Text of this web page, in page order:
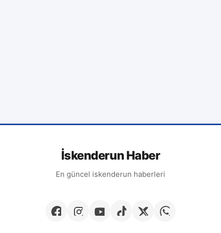
İskenderun Haber
En güncel iskenderun haberleri